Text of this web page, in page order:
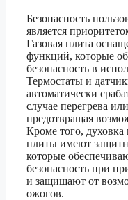
Безопасность
является
Газовая плита
функций, которые
безопасность в
Термостаты и
автоматически
случае перегрева
предотвращая
Кроме того,
плиты имеют
которые
безопасность при
и защищают от
ожогов.